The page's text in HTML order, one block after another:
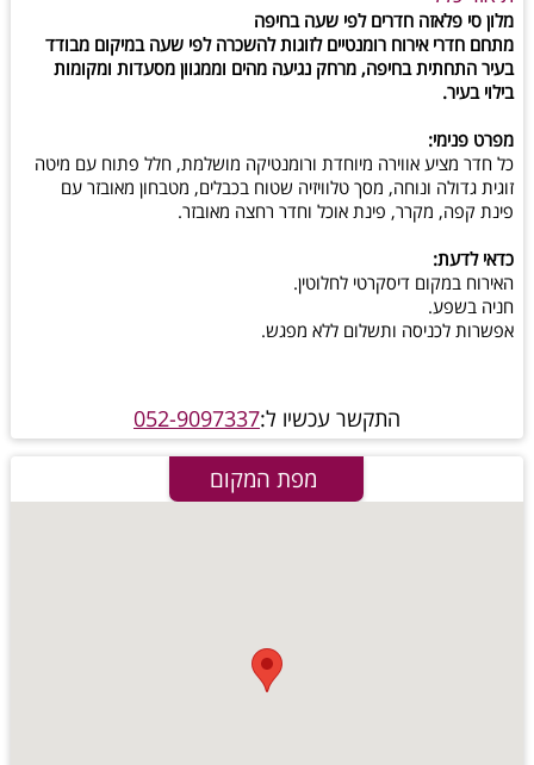
מלון סי פלאזה חדרים לפי שעה בחיפה
מתחם חדרי אירוח רומנטיים לזוגות להשכרה לפי שעה במיקום מבודד
בעיר התחתית בחיפה, מרחק נגיעה מהים וממגוון מסעדות ומקומות
בילוי בעיר.
מפרט פנימי:
כל חדר מציע אווירה מיוחדת ורומנטיקה מושלמת, חלל פתוח עם מיטה
זוגית גדולה ונוחה, מסך טלוויזיה שטוח בכבלים, מטבחון מאובזר עם
פינת קפה, מקרר, פינת אוכל וחדר רחצה מאובזר.
כדאי לדעת:
האירוח במקום דיסקרטי לחלוטין.
חניה בשפע.
אפשרות לכניסה ותשלום ללא מפגש.
התקשר עכשיו ל:052-9097337
מפת המקום